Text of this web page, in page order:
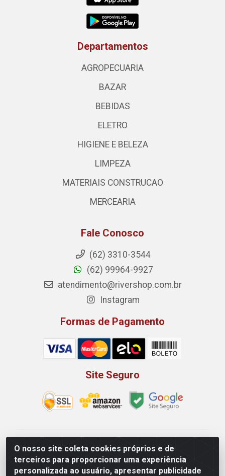
O nosso site coleta cookies próprios e de
terceiros para proporcionar uma experiência
personalizada ao usuário, apresentar publicidade
Departamentos
AGROPECUARIA
BAZAR
BEBIDAS
ELETRO
HIGIENE E BELEZA
LIMPEZA
MATERIAIS CONSTRUCAO
MERCEARIA
Fale Conosco
(62) 3310-3544
(62) 99964-9927
atendimento@rivershop.com.br
Instagram
Formas de Pagamento
Site Seguro
Rio Vermelho Distribuição de Alimentos LTDA - Rodovia
BR, 153, KM 52 N 00 QD 00 LT 16 - Bairro Jardim
Eldorado, Anápolis/GO - CEP 75.045-190 - CNPJ